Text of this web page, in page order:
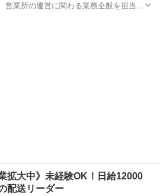
業所の運営に関わる業務全般を担当し
拡大中》未経験OK！日給12000
配送リーダー